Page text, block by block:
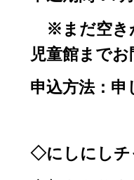
※まだ空き
児童館まで
申込方法：
◇にしにしチ